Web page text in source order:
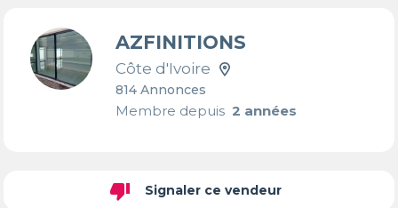
AZFINITIONS
Côte d'Ivoire
814 Annonces
Membre depuis2 années
thumb_down Signaler ce vendeur